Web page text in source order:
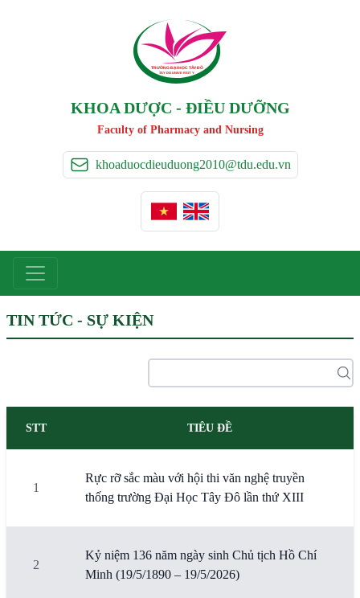
TRƯỜNG ĐẠI HỌC TÂY ĐÔ
TAY DO UNIVERSIT Y
KHOA DƯỢC - ĐIỀU DƯỠNG
Faculty of Pharmacy and Nursing
khoaduocdieuduong2010@tdu.edu.vn
TIN TỨC - SỰ KIỆN
STT TIÊU ĐỀ
1
Rực rỡ sắc màu với hội thi văn nghệ truyền
thống trường Đại Học Tây Đô lần thứ XIII
2
Kỷ niệm 136 năm ngày sinh Chủ tịch Hồ Chí
Minh (19/5/1890 – 19/5/2026)